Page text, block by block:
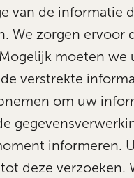
van de informatie
We zorgen ervoor
moeten
verstrekte
om uw
informeren.
deze verzoeken.